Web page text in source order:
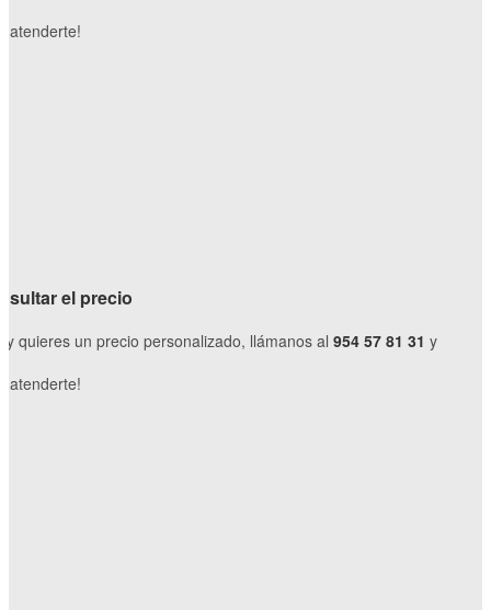
atenderte!
el precio
y quieres un precio personalizado, llámanos al 954 57 81 31 y
atenderte!